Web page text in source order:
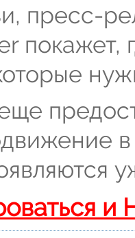
пресс-
покажет,
и